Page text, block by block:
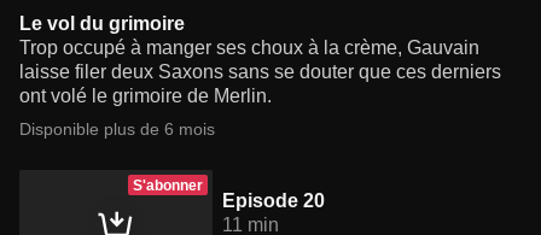
Le vol du grimoire
Trop occupé à manger ses choux à la crème, Gauvain
laisse filer deux Saxons sans se douter que ces derniers
ont volé le grimoire de Merlin.
Disponible plus de 6 mois
S'abonner
Episode 20
11 min